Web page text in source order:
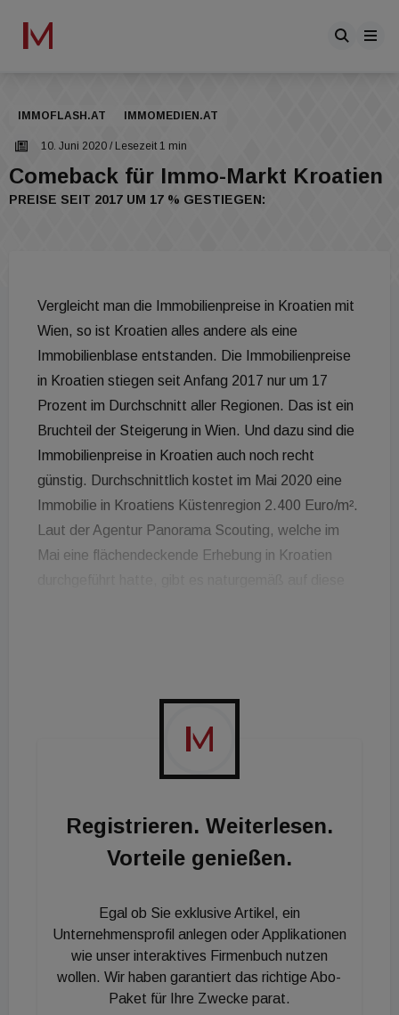
IMMOFLASH.AT IMMOMEDIEN.AT
10. Juni 2020 / Lesezeit 1 min
Comeback für Immo-Markt Kroatien
PREISE SEIT 2017 UM 17 % GESTIEGEN:
Vergleicht man die Immobilienpreise in Kroatien mit
Wien, so ist Kroatien alles andere als eine
Immobilienblase entstanden. Die Immobilienpreise
in Kroatien stiegen seit Anfang 2017 nur um 17
Prozent im Durchschnitt aller Regionen. Das ist ein
Bruchteil der Steigerung in Wien. Und dazu sind die
Immobilienpreise in Kroatien auch noch recht
günstig. Durchschnittlich kostet im Mai 2020 eine
Immobilie in Kroatiens Küstenregion 2.400 Euro/m².
Laut der Agentur Panorama Scouting, welche im
Mai eine flächendeckende Erhebung in Kroatien
Die teuersten Regionen sind Dubrovnik, Split, die
Insel Hvar, Rovinj und Opatija. Die günstigsten
Regionen sind Karlobag / Starigrad Paklenica und
Senj. Außerdem gilt: Gemeinsam schaffen wir das!
Registrieren. Weiterlesen.
Vorteile genießen.
Egal ob Sie exklusive Artikel, ein
Unternehmensprofil anlegen oder Applikationen
wie unser interaktives Firmenbuch nutzen
wollen. Wir haben garantiert das richtige Abo-
Paket für Ihre Zwecke parat.